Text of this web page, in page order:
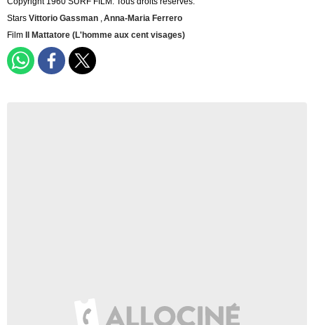
Stars Vittorio Gassman ,Anna-Maria Ferrero
Film
Il Mattatore (L'homme aux cent visages)